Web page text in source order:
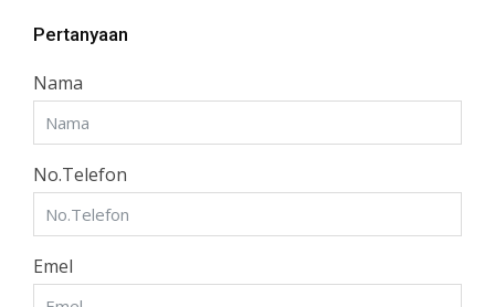
Pertanyaan
Nama
No.Telefon
Emel